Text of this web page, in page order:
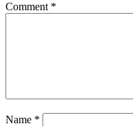
Comment *
Name *